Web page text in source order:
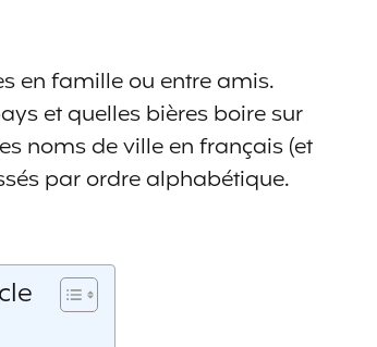
en famille ou entre amis.
et quelles bières boire sur
noms de ville en français (et
par ordre alphabétique.